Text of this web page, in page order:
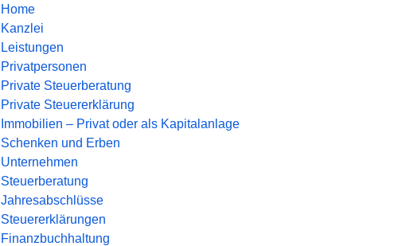
Home
Kanzlei
Leistungen
Privatpersonen
Private Steuerberatung
Private Steuererklärung
Immobilien – Privat oder als Kapitalanlage
Schenken und Erben
Unternehmen
Steuerberatung
Jahresabschlüsse
Steuererklärungen
Finanzbuchhaltung